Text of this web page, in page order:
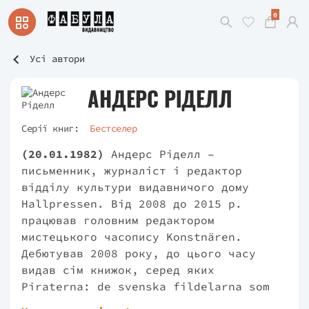
0
Усі автори
АНДЕРС РІДЕЛЛ
Серії книг: Бестселер
(20.01.1982)
Андерс Ріделл –
письменник, журналіст і редактор
відділу культури видавничого дому
Hallpressen. Від 2008 до 2015 р.
працював головним редактором
мистецького часопису Konstnären.
Дебютував 2008 року, до цього часу
видав сім книжок, серед яких
Piraterna: de svenska fildelarna som